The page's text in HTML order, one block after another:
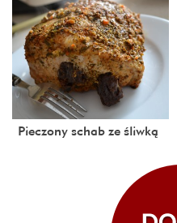
Pieczony schab ze śliwką